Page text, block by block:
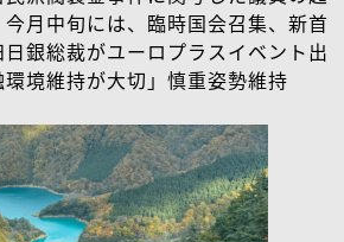
月中旬には、臨時国会召集、新首
銀総裁がユーロプラスイベント出
境維持が大切」慎重姿勢維持